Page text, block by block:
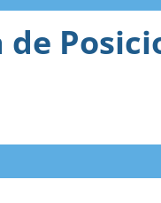
cerró sin
de otros
ofensiva y
terminó
de